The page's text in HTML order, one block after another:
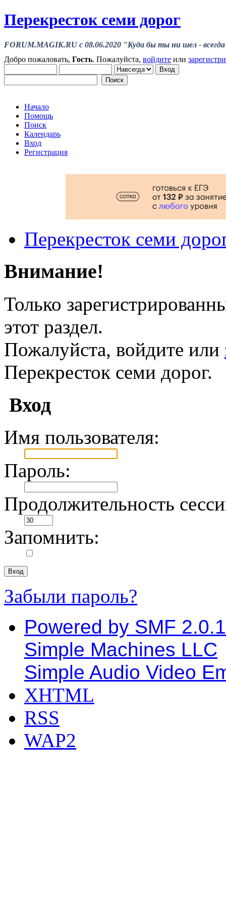
Перекресток семи дорог
FORUM.MAGIK.RU c 08.06.2020 "Куда бы ты ни шел - всегда
Добро пожаловать, Гость. Пожалуйста, войдите или
Начало
Помощь
Поиск
Календарь
Вход
Регистрация
Перекресток семи
Внимание!
Только
этот раздел.
Пожалуйста, войдите или
Перекресток семи дорог.
Вход
Имя пользователя:
Пароль:
Продолжительность
Запомнить:
Забыли пароль?
Powered by SMF
Simple Machines LLC
Simple Audio Video
XHTML
RSS
WAP2